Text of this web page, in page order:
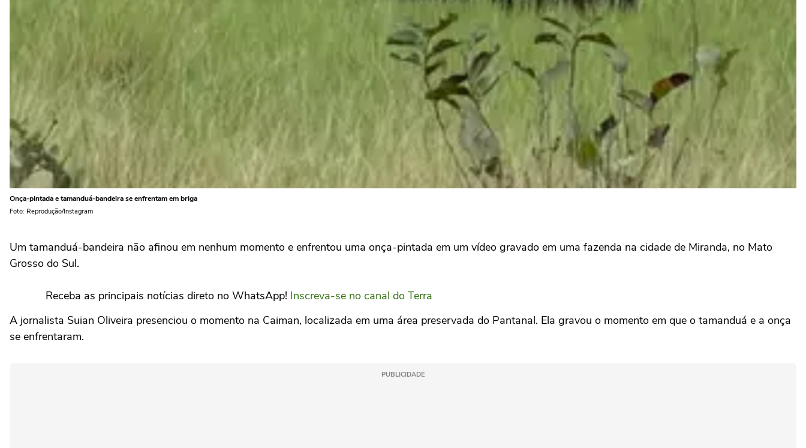
Onça-pintada e tamanduá-bandeira se enfrentam em briga
Foto: Reprodução/Instagram
Um tamanduá-bandeira não afinou em nenhum momento e enfrentou uma onça-pintada em um vídeo gravado em uma fazenda na cidade de Miranda, no Mato
Grosso do Sul.
Receba as principais notícias direto no WhatsApp! Inscreva-se no canal do Terra
A jornalista Suian Oliveira presenciou o momento na Caiman, localizada em uma área preservada do Pantanal. Ela gravou o momento em que o tamanduá e a onça
se enfrentaram.
PUBLICIDADE